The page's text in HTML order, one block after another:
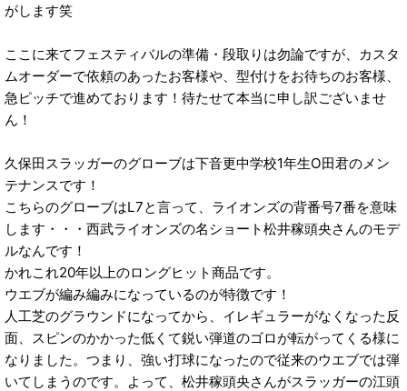
がします笑
ここに来てフェスティバルの準備・段取りは勿論ですが、カスタ
ムオーダーで依頼のあったお客様や、型付けをお待ちのお客様、
急ピッチで進めております！待たせて本当に申し訳ございませ
ん！
久保田スラッガーのグローブは下音更中学校1年生O田君のメン
テナンスです！
こちらのグローブはL7と言って、ライオンズの背番号7番を意味
します・・・西武ライオンズの名ショート松井稼頭央さんのモデ
ルなんです！
かれこれ20年以上のロングヒット商品です。
ウエブが編み編みになっているのが特徴です！
人工芝のグラウンドになってから、イレギュラーがなくなった反
面、スピンのかかった低くて鋭い弾道のゴロが転がってくる様に
なりました。つまり、強い打球になったので従来のウエブでは弾
いてしまうのです。よって、松井稼頭央さんがスラッガーの江頭